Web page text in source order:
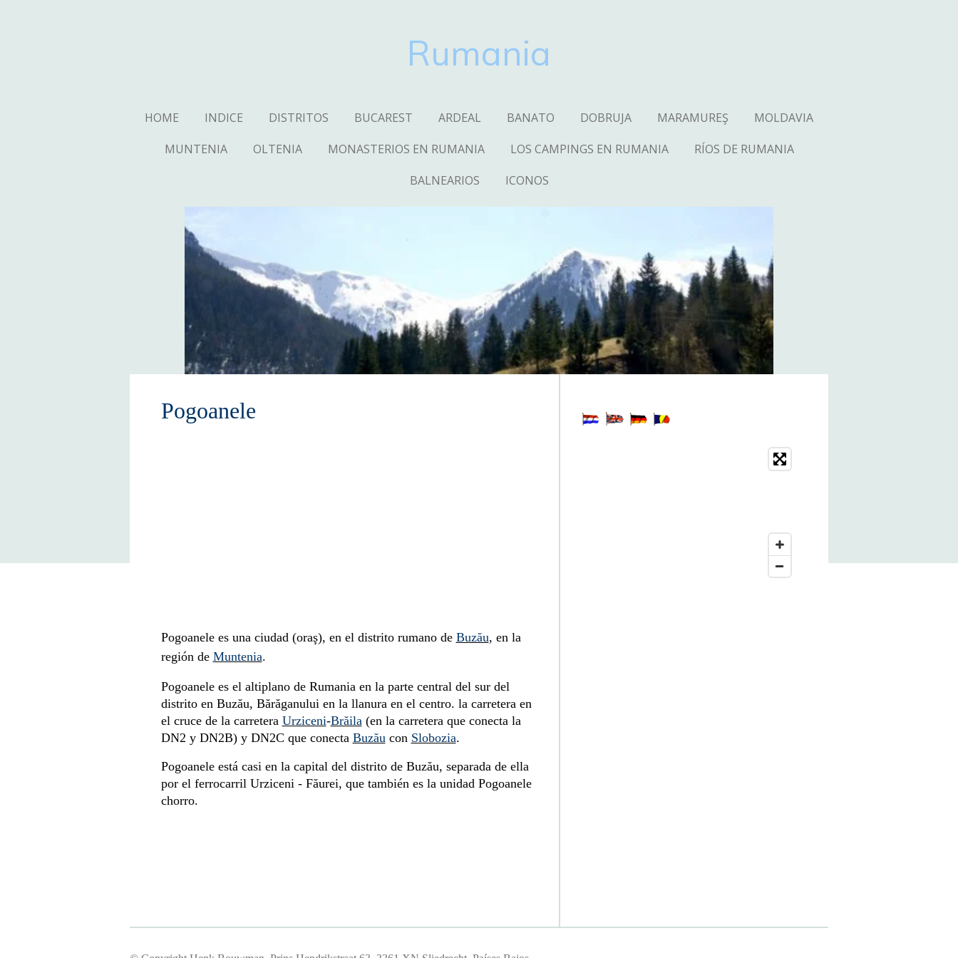
Rumania
HOME INDICE DISTRITOS BUCAREST ARDEAL BANATO DOBRUJA MARAMUREŞ
MOLDAVIA
MUNTENIA
OLTENIA MONASTERIOS EN RUMANIA LOS CAMPINGS EN RUMANIA
RÍOS DE RUMANIA
BALNEARIOS
ICONOS
Pogoanele
Pogoanele es una ciudad (oraş), en el distrito rumano de Buzău, en la
región de Muntenia.
Pogoanele es el altiplano de Rumania en la parte central del sur del
distrito en Buzău, Bărăganului en la llanura en el centro. la carretera en
el cruce de la carretera Urziceni-Brăila (en la carretera que conecta la
DN2 y DN2B) y DN2C que conecta Buzău con Slobozia.
Pogoanele está casi en la capital del distrito de Buzău, separada de ella
por el ferrocarril Urziceni - Făurei, que también es la unidad Pogoanele
chorro.